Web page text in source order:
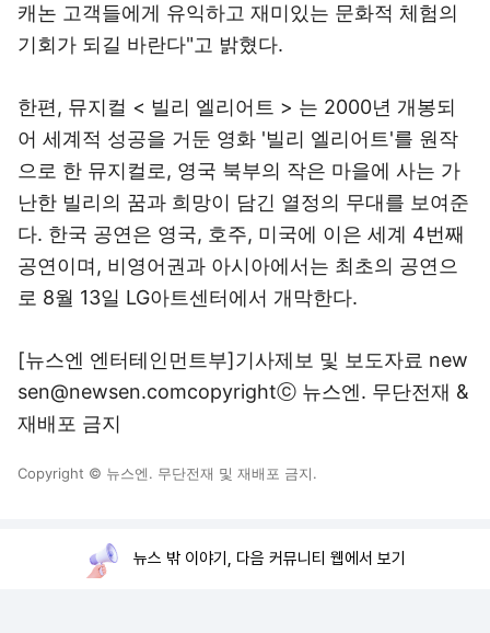
캐논 고객들에게 유익하고 재미있는 문화적 체험의
기회가 되길 바란다"고 밝혔다.
한편, 뮤지컬 < 빌리 엘리어트 > 는 2000년 개봉되
어 세계적 성공을 거둔 영화 '빌리 엘리어트'를 원작
으로 한 뮤지컬로, 영국 북부의 작은 마을에 사는 가
난한 빌리의 꿈과 희망이 담긴 열정의 무대를 보여준
다. 한국 공연은 영국, 호주, 미국에 이은 세계 4번째
공연이며, 비영어권과 아시아에서는 최초의 공연으
로 8월 13일 LG아트센터에서 개막한다.
[뉴스엔 엔터테인먼트부]기사제보 및 보도자료 new
sen@newsen.comcopyrightⓒ 뉴스엔. 무단전재 &
재배포 금지
Copyright © 뉴스엔. 무단전재 및 재배포 금지.
뉴스 밖 이야기, 다음 커뮤니티 웹에서 보기